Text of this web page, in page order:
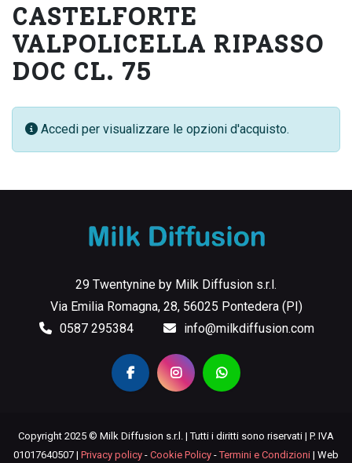
CASTELFORTE
VALPOLICELLA RIPASSO
DOC CL. 75
Accedi per visualizzare le opzioni d'acquisto.
29 Twentynine by Milk Diffusion s.r.l.
Via Emilia Romagna, 28, 56025 Pontedera (PI)
0587 295384
info@milkdiffusion.com
Copyright 2025 © Milk Diffusion s.r.l. | Tutti i diritti sono riservati | P. IVA
01017640507 | Privacy policy - Cookie Policy -Termini e Condizioni | Web